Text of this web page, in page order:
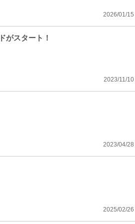
2026/01/15
がスタート！
2023/11/10
2023/04/28
2025/02/26